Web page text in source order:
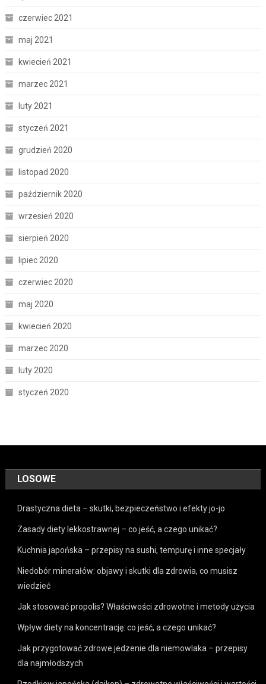
czerwiec 2021
maj 2021
kwiecień 2021
marzec 2021
luty 2021
styczeń 2021
grudzień 2020
listopad 2020
październik 2020
wrzesień 2020
sierpień 2020
lipiec 2020
czerwiec 2020
maj 2020
kwiecień 2020
marzec 2020
luty 2020
styczeń 2020
LOSOWE
Drastyczna dieta – skutki, bezpieczeństwo i efekty jo-jo
Zasady diety lekkostrawnej – co jeść, a czego unikać?
Kuchnia japońska – przepisy na sushi, tempurę i inne specjały
Niedobór minerałów: objawy i skutki dla zdrowia, co musisz
wiedzieć
Jak stosować propolis? Właściwości zdrowotne i metody użycia
Wpływ diety na koncentrację: co jeść, a czego unikać?
Jak przygotować zdrowe jedzenie dla niemowlaka – przepisy
dla najmłodszych